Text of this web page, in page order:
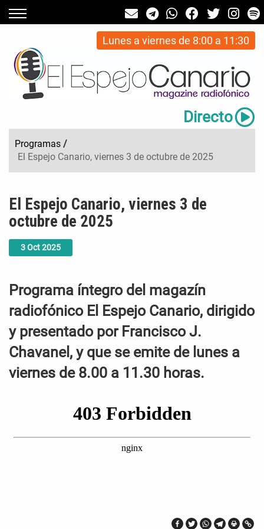
Lunes a viernes de 8:00 a 11:30
Directo
Programas /
El Espejo Canario, viernes 3 de octubre de 2025
3Oct2025
El Espejo Canario, viernes 3 de
octubre de 2025
Programa íntegro del magazín
radiofónico El Espejo Canario, dirigido
y presentado por Francisco J.
Chavanel, y que se emite de lunes a
viernes de 8.00 a 11.30 horas.